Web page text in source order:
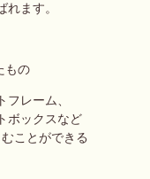
ます。
もの
レーム、
ボックスなど
ことができる